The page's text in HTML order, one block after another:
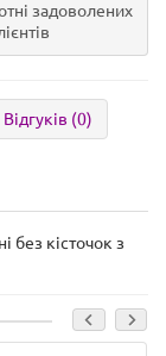
задоволених
Відгуків (0)
без кісточок з